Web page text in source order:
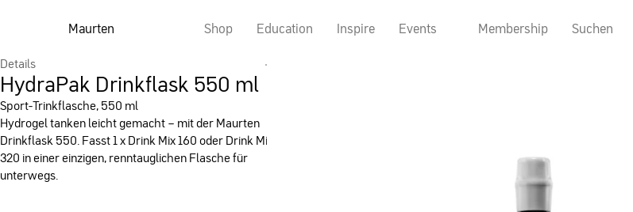
Maurten Shop Education Inspire Events Membership Suchen
Details
HydraPak Drinkflask 550 ml
Sport-Trinkflasche, 550 ml
Hydrogel tanken leicht gemacht – mit der Maurten
Drinkflask 550. Fasst 1 x Drink Mix 160 oder Drink Mix
320 in einer einzigen, renntauglichen Flasche für
unterwegs.